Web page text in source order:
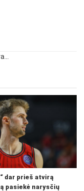
dar prieš atvirą
pasiekė narysčių